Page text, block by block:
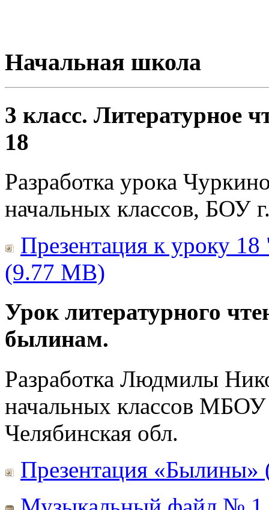
Начальная школа
3 класс. Литературное
18
Разработка урока
начальных классов, БОУ
Презентация к уроку
(9.77 MB)
Урок литературного
былинам.
Разработка Людмилы
начальных классов
Челябинская обл.
Презентация «Былины»